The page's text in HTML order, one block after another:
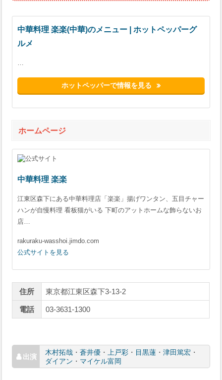
中華料理 楽楽(中華)のメニュー | ホットペッパーグ
ルメ
…
ホットペッパーで情報を見る
ホームページ
中華料理 楽楽
江東区森下にある中華料理店「楽楽」揚げワンタン、五目チャー
ハンが自慢料理 看板猫がいる 下町のアットホームな飾らないお
店…
rakuraku-wasshoi.jimdo.com
公式サイトを見る
住所 東京都江東区森下3-13-2
電話 03-3631-1300
木村拓哉・ 蒼井優・ 上戸彩・ 目黒蓮・ 津田篤宏・
ダイアン ・ マイケル富岡